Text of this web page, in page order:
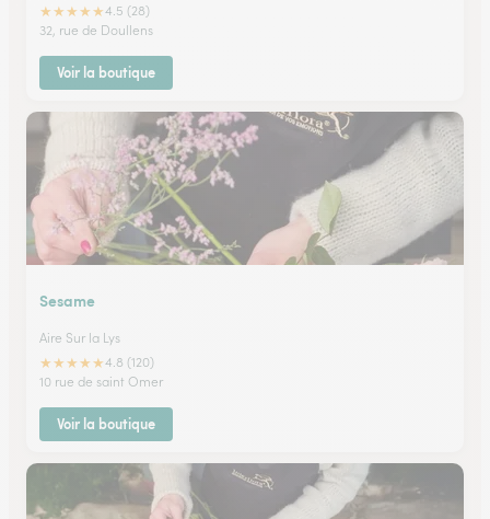
★★★★★4.5 (28)
32, rue de Doullens
Voir la boutique
Sesame
Aire Sur la Lys
★★★★★4.8 (120)
10 rue de saint Omer
Voir la boutique